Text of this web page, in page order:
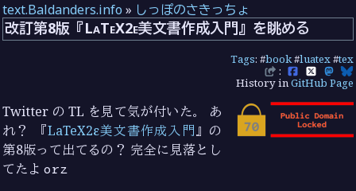
text.Baldanders.info » しっぽのさきっちょ
改訂第8版『LaTeX2ε美文書作成入門』を眺める
Tags: #book#luatex#tex
:
History inGitHub Page
Twitter の TL を見て気が付いた。 あ
れ？ 『LaTeX2ε美文書作成入門』の
第8版って出てるの？ 完全に見落とし
てたよorz